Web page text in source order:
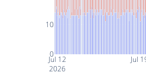
Jul 12
2026
Jul
0
10